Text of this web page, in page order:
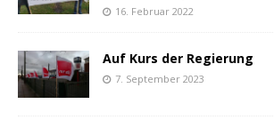
16. Februar 2022
Auf Kurs der Regierung
7. September 2023